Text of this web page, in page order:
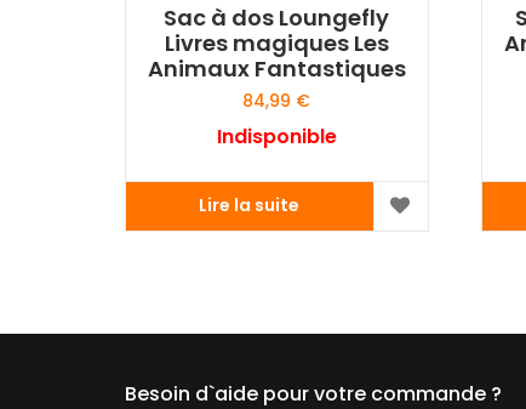
Sac à dos Loungefly
Livres magiques Les
Animaux Fantastiques
84,99 €
Indisponible
Lire la suite
Besoin d`aide pour votre commande ?